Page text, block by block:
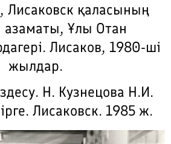
Лисаковск қаласының
азаматы, Ұлы Отан
Лисаков, 1980-ші
жылдар.
Н. Кузнецова Н.И.
Лисаковск. 1985 ж.